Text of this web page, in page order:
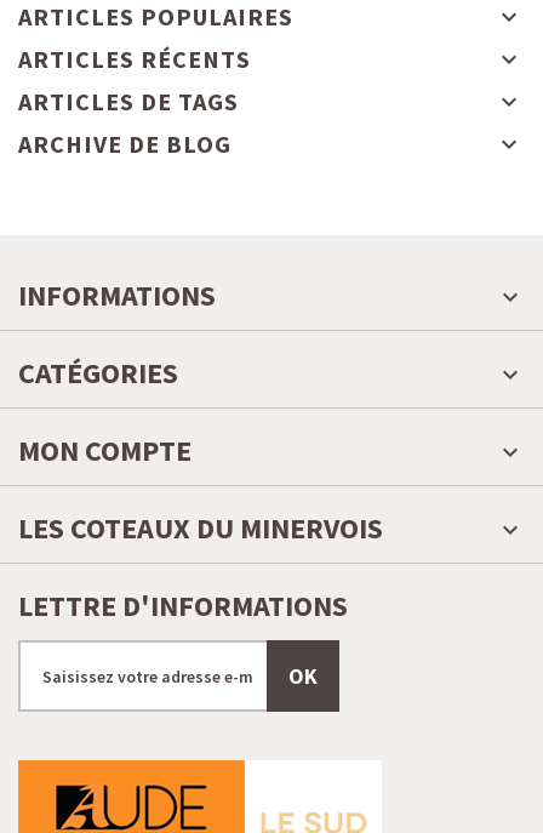
ARTICLES POPULAIRES
ARTICLES RÉCENTS
ARTICLES DE TAGS
ARCHIVE DE BLOG
INFORMATIONS
CATÉGORIES
MON COMPTE
LES COTEAUX DU MINERVOIS
LETTRE D'INFORMATIONS
OK